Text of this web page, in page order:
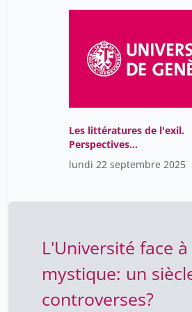
Les littératures de l'exil.
Perspectives
comparatistes
lundi 22 septembre 2025
L'Université face à
mystique: un
controverses?